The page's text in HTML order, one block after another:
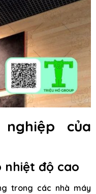
của
nhiệt độ cao
trong các nhà máy